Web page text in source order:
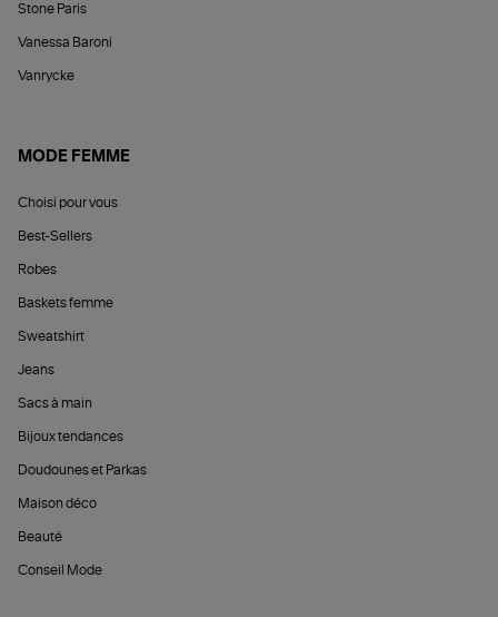
Stone Paris
Vanessa Baroni
Vanrycke
MODE FEMME
Choisi pour vous
Best-Sellers
Robes
Baskets femme
Sweatshirt
Jeans
Sacs à main
Bijoux tendances
Doudounes et Parkas
Maison déco
Beauté
Conseil Mode